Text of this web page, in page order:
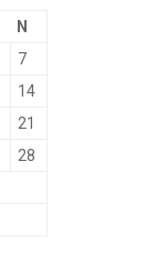
N
7
14
21
28